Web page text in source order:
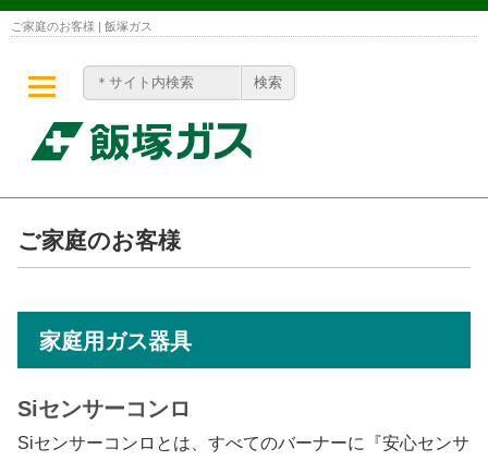
ご家庭のお客様 | 飯塚ガス
ご家庭のお客様
家庭用ガス器具
Siセンサーコンロ
Siセンサーコンロとは、すべてのバーナーに『安心センサ